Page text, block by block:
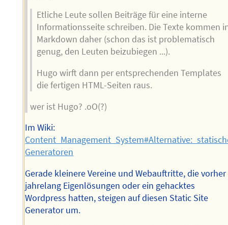
Etliche Leute sollen Beiträge für eine interne
Informationsseite schreiben. Die Texte kommen
Markdown daher (schon das ist problematisch
genug, den Leuten beizubiegen ...).
Hugo wirft dann per entsprechenden Templates
die fertigen HTML-Seiten raus.
wer ist Hugo? .oO(?)
Im Wiki:
Generatoren
Gerade kleinere Vereine und Webauftritte, die vorher
jahrelang Eigenlösungen oder ein gehacktes
Wordpress hatten, steigen auf diesen Static Site
Generator um.